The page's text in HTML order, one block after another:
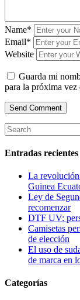
Name*
Email*
Website
Guarda mi
para la próxima vez
Entradas recientes
La
Guinea
Ley de
recomenzar
DTF UV:
Camisetas
de elección
El uso de
de marca en
Categorías